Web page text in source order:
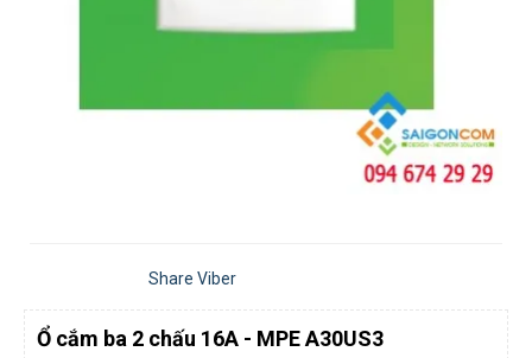
Share Viber
Ổ cắm ba 2 chấu 16A - MPE A30US3